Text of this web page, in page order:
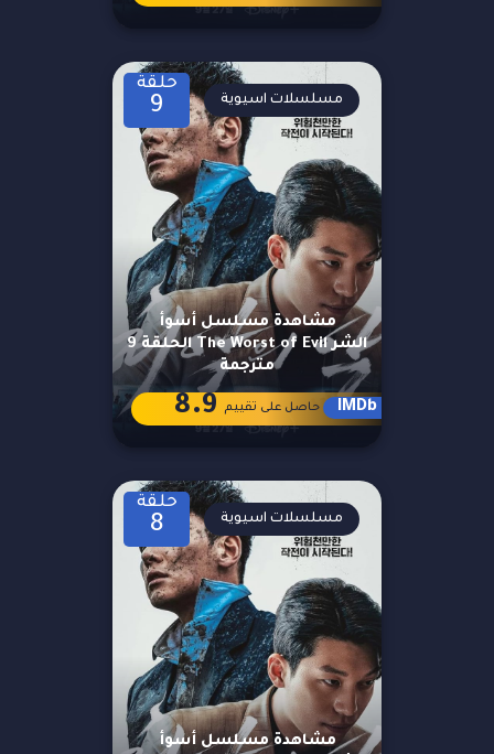
حلقة
9
مشاهدة مسلسل أسوأ
الشر The Worst of Evil الحلقة 9
مترجمة
مسلسلات اسيوية
IMDb حاصل على تقييم 8.9
حلقة
8
مشاهدة مسلسل أسوأ
مسلسلات اسيوية